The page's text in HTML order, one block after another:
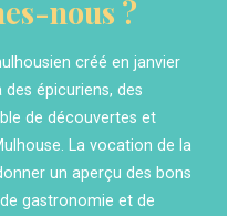
nous ?
créé en janvier
des épicuriens, des
de découvertes et
La vocation de la
un aperçu des bons
gastronomie et de